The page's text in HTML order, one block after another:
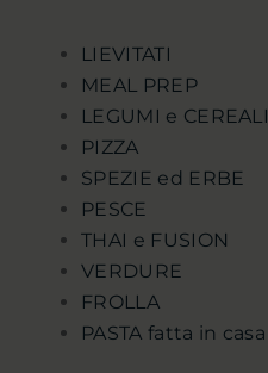
LIEVITATI
MEAL PREP
LEGUMI e CEREALI
PIZZA
SPEZIE ed ERBE
PESCE
THAI e FUSION
VERDURE
FROLLA
PASTA fatta in casa